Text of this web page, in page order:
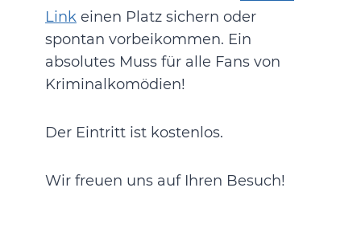
Link einen Platz sichern oder
spontan vorbeikommen. Ein
absolutes Muss für alle Fans von
Kriminalkomödien!
Der Eintritt ist kostenlos.
Wir freuen uns auf Ihren Besuch!